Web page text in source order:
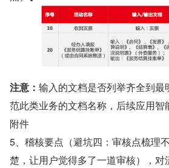
注意： 输入的文档是否列举齐全到
范此类业务的文档名称，后续应用智
附件
5、稽核要点（避坑四：审核点梳理
楚，让用户觉得多了一道审核），对